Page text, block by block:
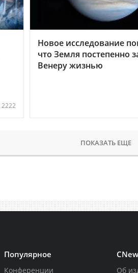
2222
Новое исследование
что Земля постепенно
Венеру жизнью
ПОКАЗАТЬ ЕЩЕ
Популярное
Конференции Об